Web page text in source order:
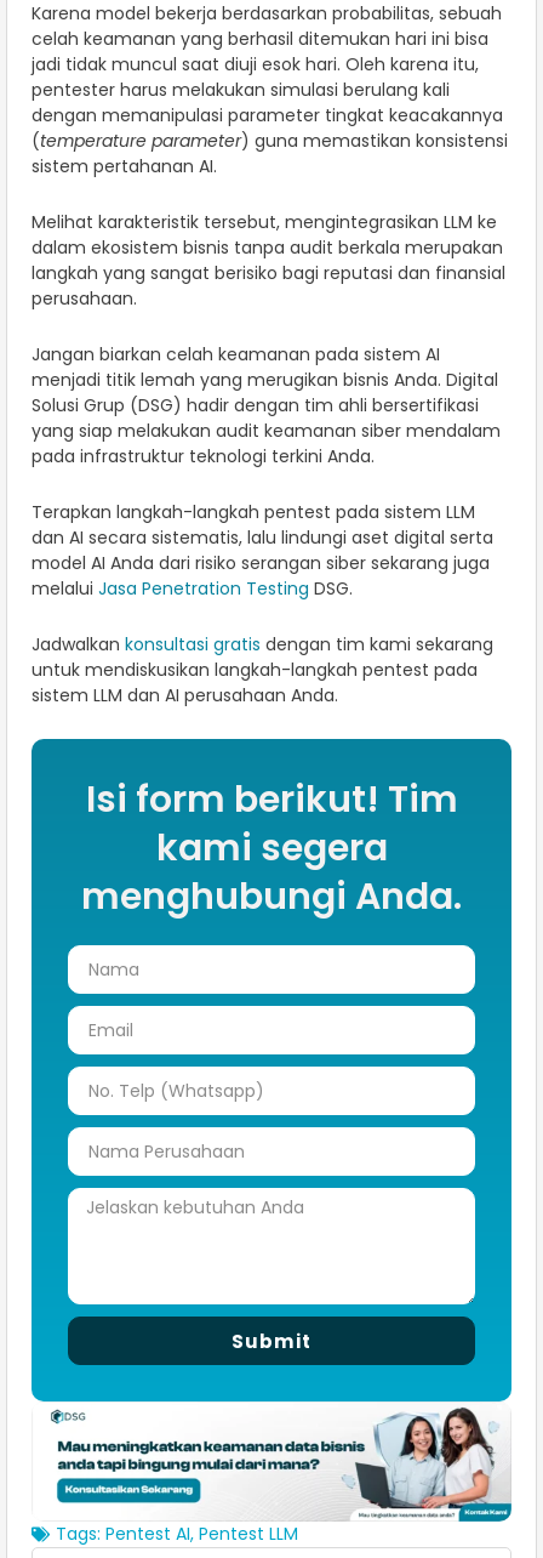
Karena model bekerja berdasarkan probabilitas, sebuah
celah keamanan yang berhasil ditemukan hari ini bisa
jadi tidak muncul saat diuji esok hari. Oleh karena itu,
pentester harus melakukan simulasi berulang kali
dengan memanipulasi parameter tingkat keacakannya
(temperature parameter) guna memastikan konsistensi
sistem pertahanan AI.
Melihat karakteristik tersebut, mengintegrasikan LLM ke
dalam ekosistem bisnis tanpa audit berkala merupakan
langkah yang sangat berisiko bagi reputasi dan finansial
perusahaan.
Jangan biarkan celah keamanan pada sistem AI
menjadi titik lemah yang merugikan bisnis Anda. Digital
Solusi Grup (DSG) hadir dengan tim ahli bersertifikasi
yang siap melakukan audit keamanan siber mendalam
pada infrastruktur teknologi terkini Anda.
Terapkan langkah-langkah pentest pada sistem LLM
dan AI secara sistematis, lalu lindungi aset digital serta
model AI Anda dari risiko serangan siber sekarang juga
melalui Jasa Penetration Testing DSG.
Jadwalkan konsultasi gratis dengan tim kami sekarang
untuk mendiskusikan langkah-langkah pentest pada
sistem LLM dan AI perusahaan Anda.
Isi form berikut! Tim
kami segera
menghubungi Anda.
Submit
Tags: Pentest AI, Pentest LLM